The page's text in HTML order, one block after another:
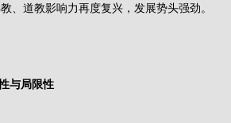
、道教影响力再度复兴，发展势头强劲。
与局限性